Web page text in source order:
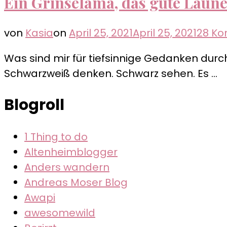
von Kasiaon April 25, 2021April 25, 202128
Was sind mir für tiefsinnige Gedanken
Schwarzweiß denken. Schwarz sehen. Es …
Blogroll
1 Thing to do
Altenheimblogger
Anders wandern
Andreas Moser Blog
Awapi
awesomewild